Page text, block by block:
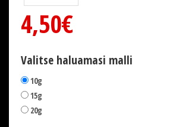
4,50€
Valitse haluamasi malli
10g
15g
20g